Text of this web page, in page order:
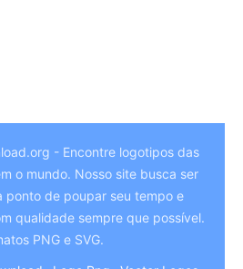
- Encontre logotipos das
o mundo. Nosso site busca ser
ponto de poupar seu tempo e
qualidade sempre que possível.
PNG e SVG.
Hindi
German